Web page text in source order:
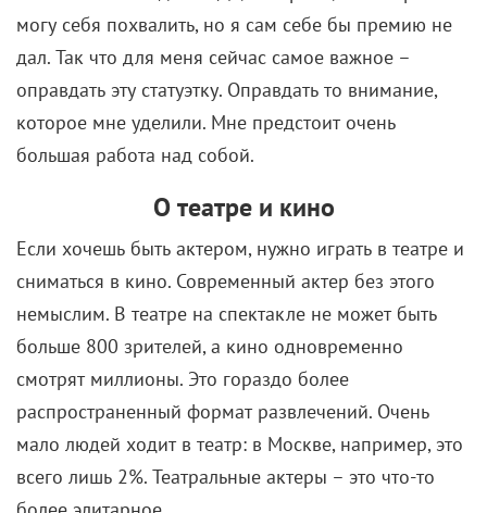
которое мне уделили. Мне предстоит очень
большая работа над собой.
О театре и кино
Если хочешь быть актером, нужно играть в театре и
сниматься в кино. Современный актер без этого
немыслим. В театре на спектакле не может быть
больше 800 зрителей, а кино одновременно
смотрят миллионы. Это гораздо более
распространенный формат развлечений. Очень
мало людей ходит в театр: в Москве, например, это
всего лишь 2%. Театральные актеры – это что-то
Об увлечении музыкой
Если бы я не поступил в Театральную школу